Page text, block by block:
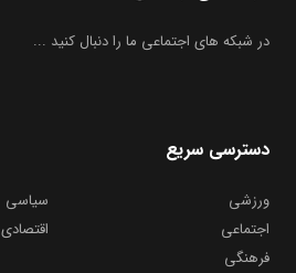
در شبکه های اجتماعی ما را دنبال کنید ...
دسترسی سریع
ورزشی
سیاسی
اجتماعی
اقتصادی
فرهنگی